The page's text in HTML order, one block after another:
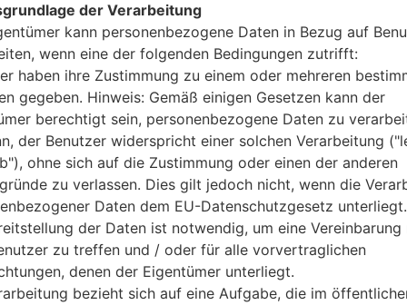
16GB
microSD, zu 256 GB
Netzwerk und Daten
2 Micro-SIM
GSM 850/900/1800/1900 MHz
HSDPA 850/900/1900/2100
LTE band 1(2100), 3(1800),
-
GPRS, EDGE, UMTS, HSDPA,
Anzeige
5.7 in (~72.6% Bildschirm zu
IPS LCD
720 x 1280 Pixel (~258
16M Farben
der Verarbeitung
kann personenbezogene Daten in Bezug auf
wenn eine der folgenden Bedingungen zutrifft:
haben ihre Zustimmung zu einem oder mehreren
gegeben. Hinweis: Gemäß einigen Gesetzen kann der
berechtigt sein, personenbezogene Daten zu
der Benutzer widerspricht einer solchen Verarbeitung
ohne sich auf die Zustimmung oder einen der anderen
zu verlassen. Dies gilt jedoch nicht, wenn die
Daten dem EU-Datenschutzgesetz unterliegt.
der Daten ist notwendig, um eine Vereinbarung
zu treffen und / oder für alle vorvertraglichen
denen der Eigentümer unterliegt.
bezieht sich auf eine Aufgabe, die im